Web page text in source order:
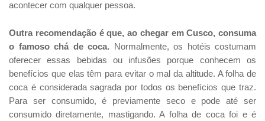
acontecer com qualquer pessoa.
Outra recomendação é que, ao chegar em Cusco, consuma
o famoso chá de coca. Normalmente, os hotéis costumam
oferecer essas bebidas ou infusões porque conhecem os
benefícios que elas têm para evitar o mal da altitude. A folha de
coca é considerada sagrada por todos os benefícios que traz.
Para ser consumido, é previamente seco e pode até ser
consumido diretamente, mastigando. A folha de coca foi e é